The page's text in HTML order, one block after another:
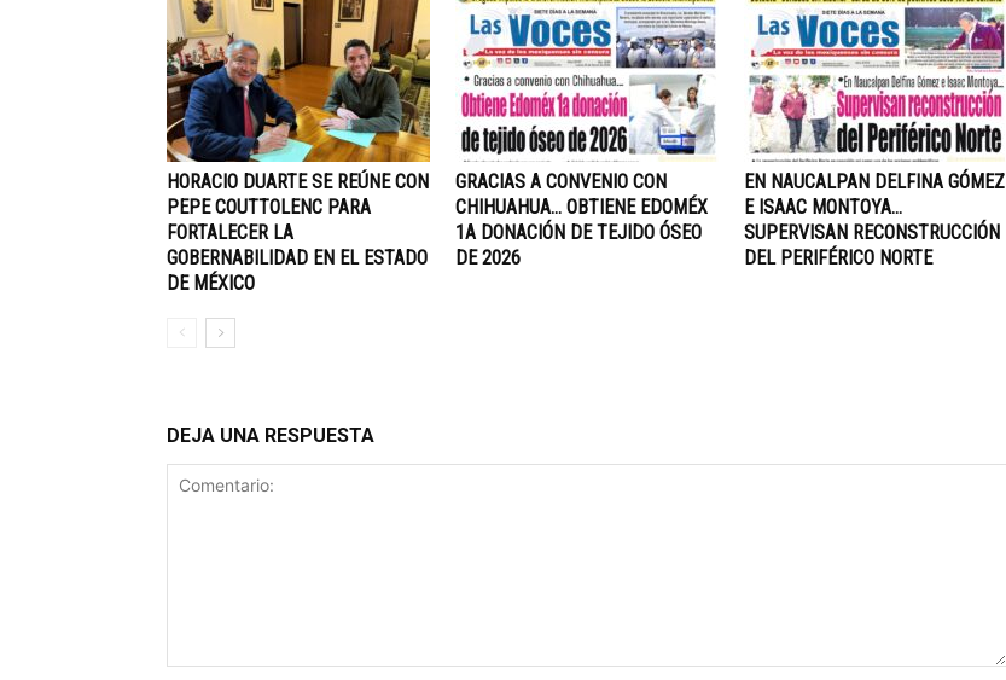
HORACIO DUARTE SE REÚNE CON
PEPE COUTTOLENC PARA
FORTALECER LA
GOBERNABILIDAD EN EL ESTADO
DE MÉXICO
GRACIAS A CONVENIO CON
CHIHUAHUA… OBTIENE EDOMÉX
1A DONACIÓN DE TEJIDO ÓSEO
DE 2026
EN NAUCALPAN DELFINA GÓMEZ
E ISAAC MONTOYA…
SUPERVISAN RECONSTRUCCIÓN
DEL PERIFÉRICO NORTE
DEJA UNA RESPUESTA